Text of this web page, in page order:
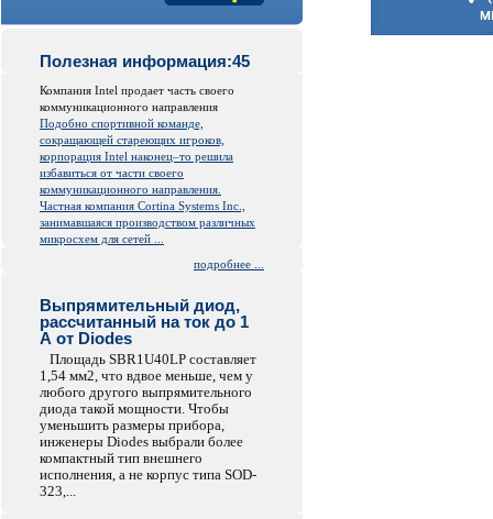
Полезная информация:45
Компания Intel продает часть своего
коммуникационного направления
Подобно спортивной команде,
сокращающей стареющих игроков,
корпорация Intel наконец–то решила
избавиться от части своего
коммуникационного направления.
Частная компания Cortina Systems Inc.,
занимавшаяся производством различных
микросхем для сетей ...
подробнее ...
Выпрямительный диод,
рассчитанный на ток до 1
А от Diodes
Площадь SBR1U40LP составляет
1,54 мм2, что вдвое меньше, чем у
любого другого выпрямительного
диода такой мощности. Чтобы
уменьшить размеры прибора,
инженеры Diodes выбрали более
компактный тип внешнего
исполнения, а не корпус типа SOD-
323,...